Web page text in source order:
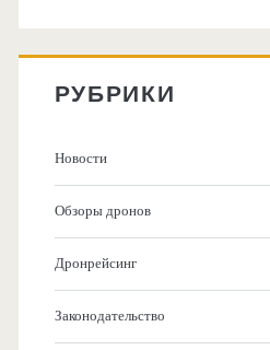
РУБРИКИ
Новости
Обзоры дронов
Дронрейсинг
Законодательство